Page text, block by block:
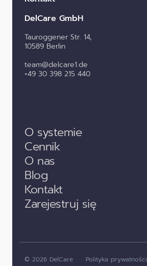
O systemie
Cennik
O nas
Blog
Kontakt
Zarejestruj się
DelCare GmbH
Tauroggener Str. 14,
10589 Berlin
team@delcare1.de
+49 30 398 215 440
© 2026 DelCare Polityka prywatności